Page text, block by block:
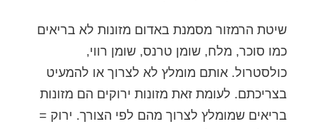
שיטת הרמזור מסמנת באדום מזונות לא בריאים
כמו סוכר, מלח, שומן טרנס, שומן רווי,
כולסטרול. אותם מומלץ לא לצרוך או להמעיט
בצריכתם. לעומת זאת מזונות ירוקים הם מזונות
בריאים שמומלץ לצרוך מהם לפי הצורך. ירוק =